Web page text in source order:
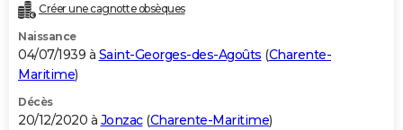
Créer une cagnotte obsèques
Naissance
04/07/1939 à Saint-Georges-des-Agoûts (Charente-
Maritime)
Décès
20/12/2020 à Jonzac(Charente-Maritime)